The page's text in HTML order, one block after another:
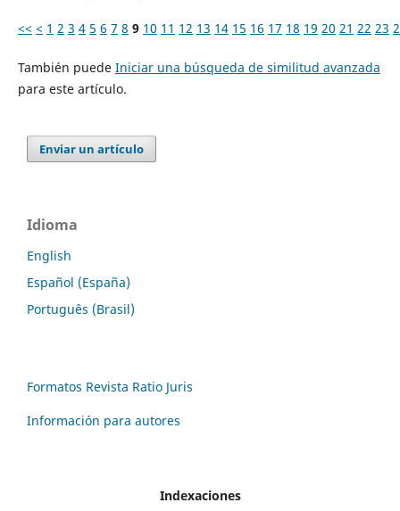
<< < 1 2 3 4 5 6 7 8 9 10 11 12 13 14 15 16 17 18 19 20 21 22 23
También puede Iniciar una búsqueda de similitud avanzada
para este artículo.
Enviar un artículo
Idioma
English
Español (España)
Português (Brasil)
Formatos Revista Ratio Juris
Información para autores
Indexaciones